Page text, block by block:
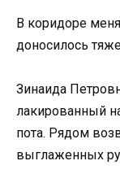
В коридоре
доносилось
Зинаида
лакированный
пота. Рядом
выглаженных